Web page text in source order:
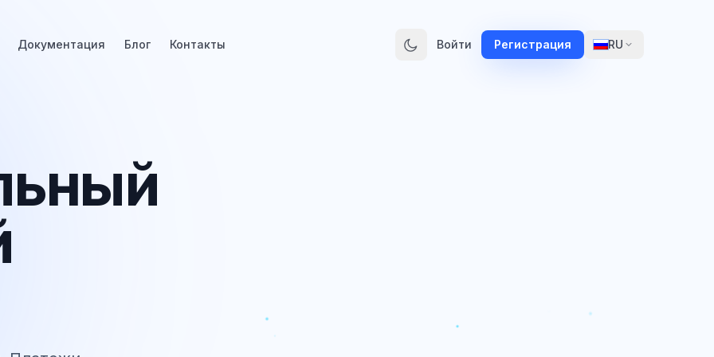
Документация Блог Контакты Войти Регистрация RU